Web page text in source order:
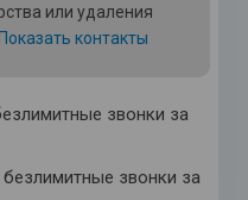
или удаления
Показать контакты
звонки за
звонки за